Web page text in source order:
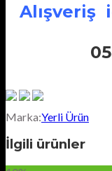
Alışveriş
Marka:Yerli Ürün
İlgili ürünler